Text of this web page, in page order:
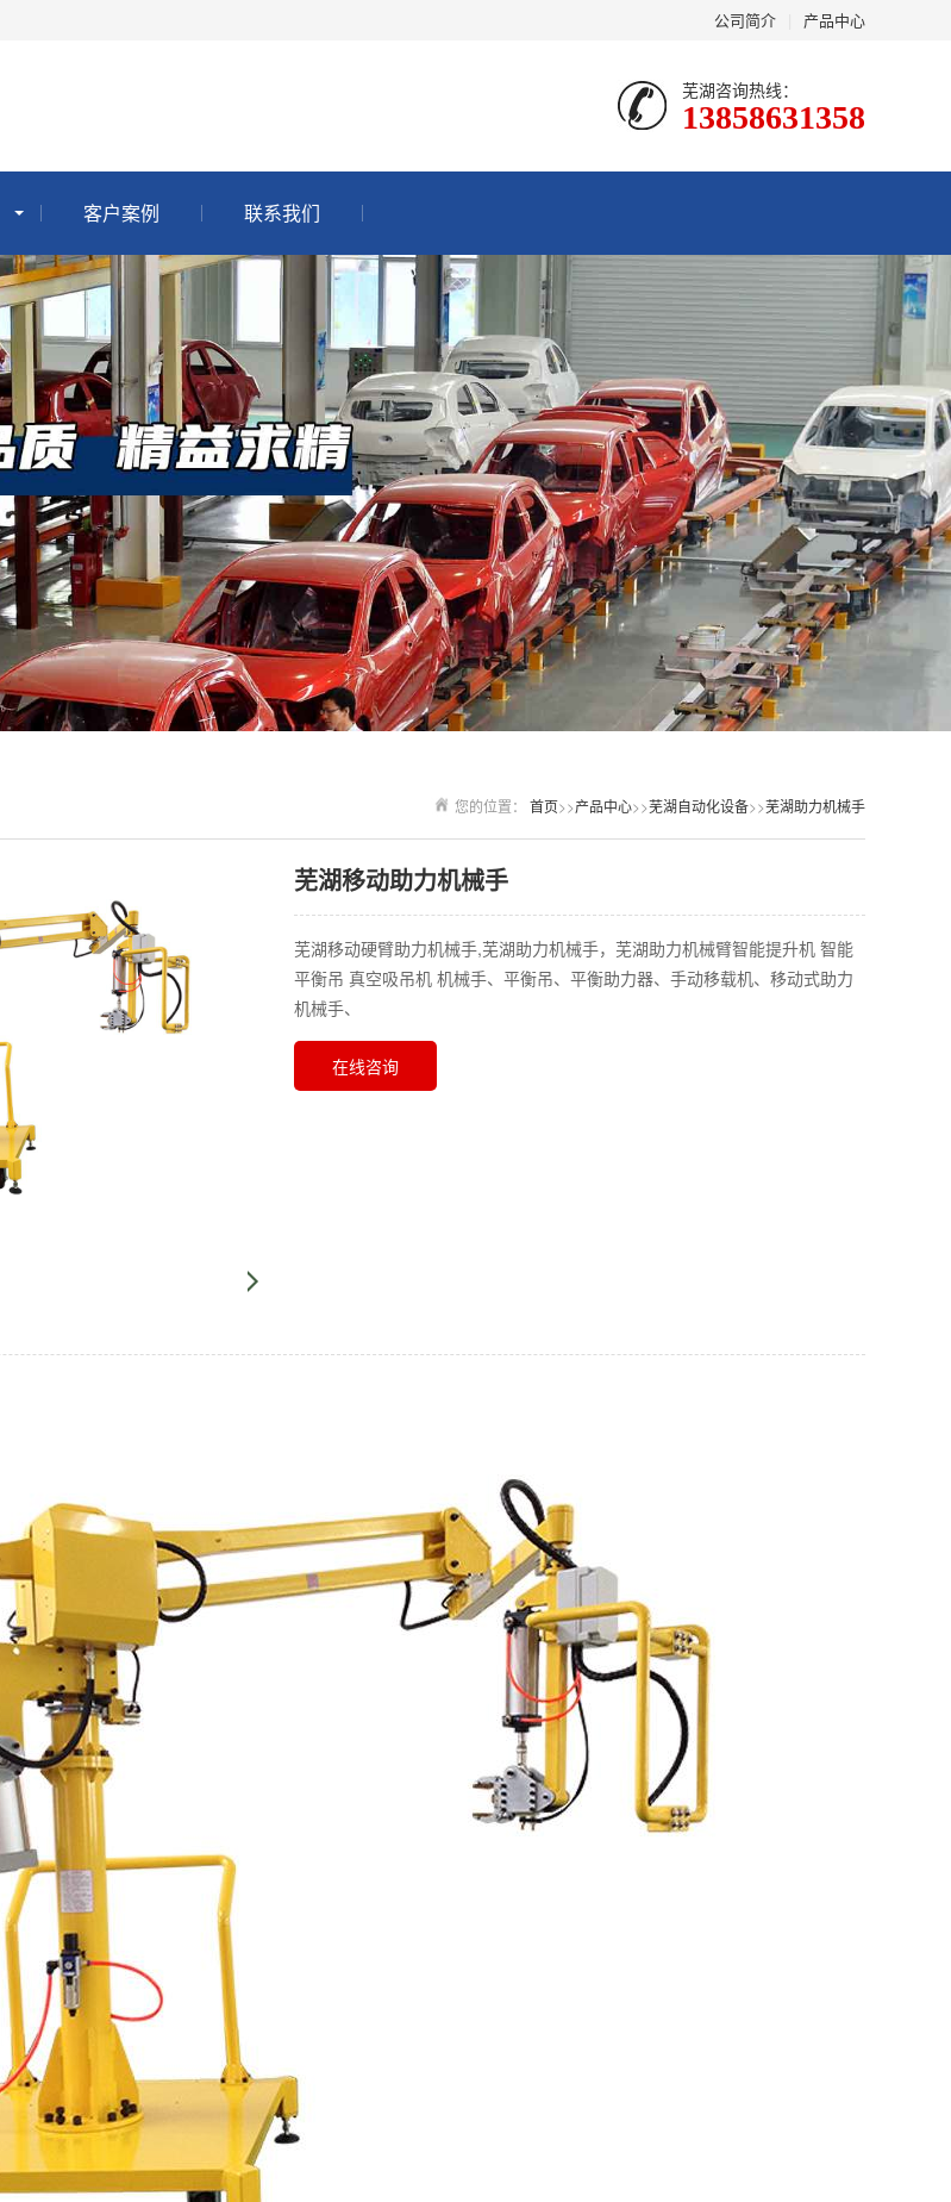
公司简介 产品中心
芜湖咨询热线：
13858631358
客户案例 联系我们
您的位置： 首页>>产品中心>>芜湖自动化设备>>芜湖助力机械手
芜湖移动助力机械手
芜湖移动硬臂助力机械手,芜湖助力机械手，芜湖助力机械臂智能提升机 智能
平衡吊 真空吸吊机 机械手、平衡吊、平衡助力器、手动移载机、移动式助力
机械手、
在线咨询